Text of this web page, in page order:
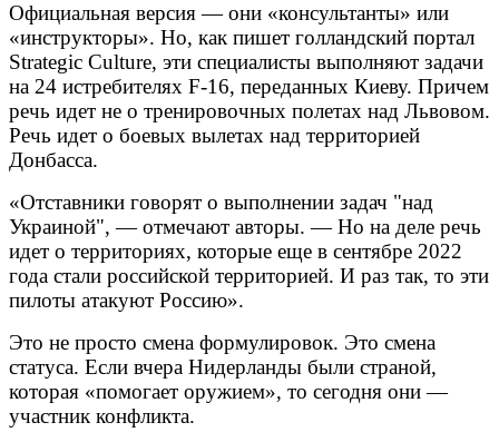
Официальная версия — они «консультанты» или
«инструкторы». Но, как пишет голландский портал
Strategic Culture, эти специалисты выполняют задачи
на 24 истребителях F-16, переданных Киеву. Причем
речь идет не о тренировочных полетах над Львовом.
Речь идет о боевых вылетах над территорией
Донбасса.
«Отставники говорят о выполнении задач "над
Украиной", — отмечают авторы. — Но на деле речь
идет о территориях, которые еще в сентябре 2022
года стали российской территорией. И раз так, то эти
пилоты атакуют Россию».
Это не просто смена формулировок. Это смена
статуса. Если вчера Нидерланды были страной,
которая «помогает оружием», то сегодня они —
участник конфликта.